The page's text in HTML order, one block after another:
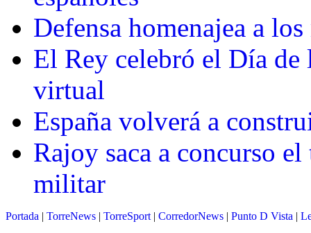
Defensa homenajea a
El Rey celebró el Día de
virtual
España volverá a
Rajoy saca a concurso
militar
Portada | TorreNews | TorreSport | CorredorNews | Punto D Vista |